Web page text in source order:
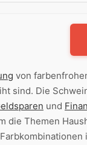
von
sind. Die
und
die Themen